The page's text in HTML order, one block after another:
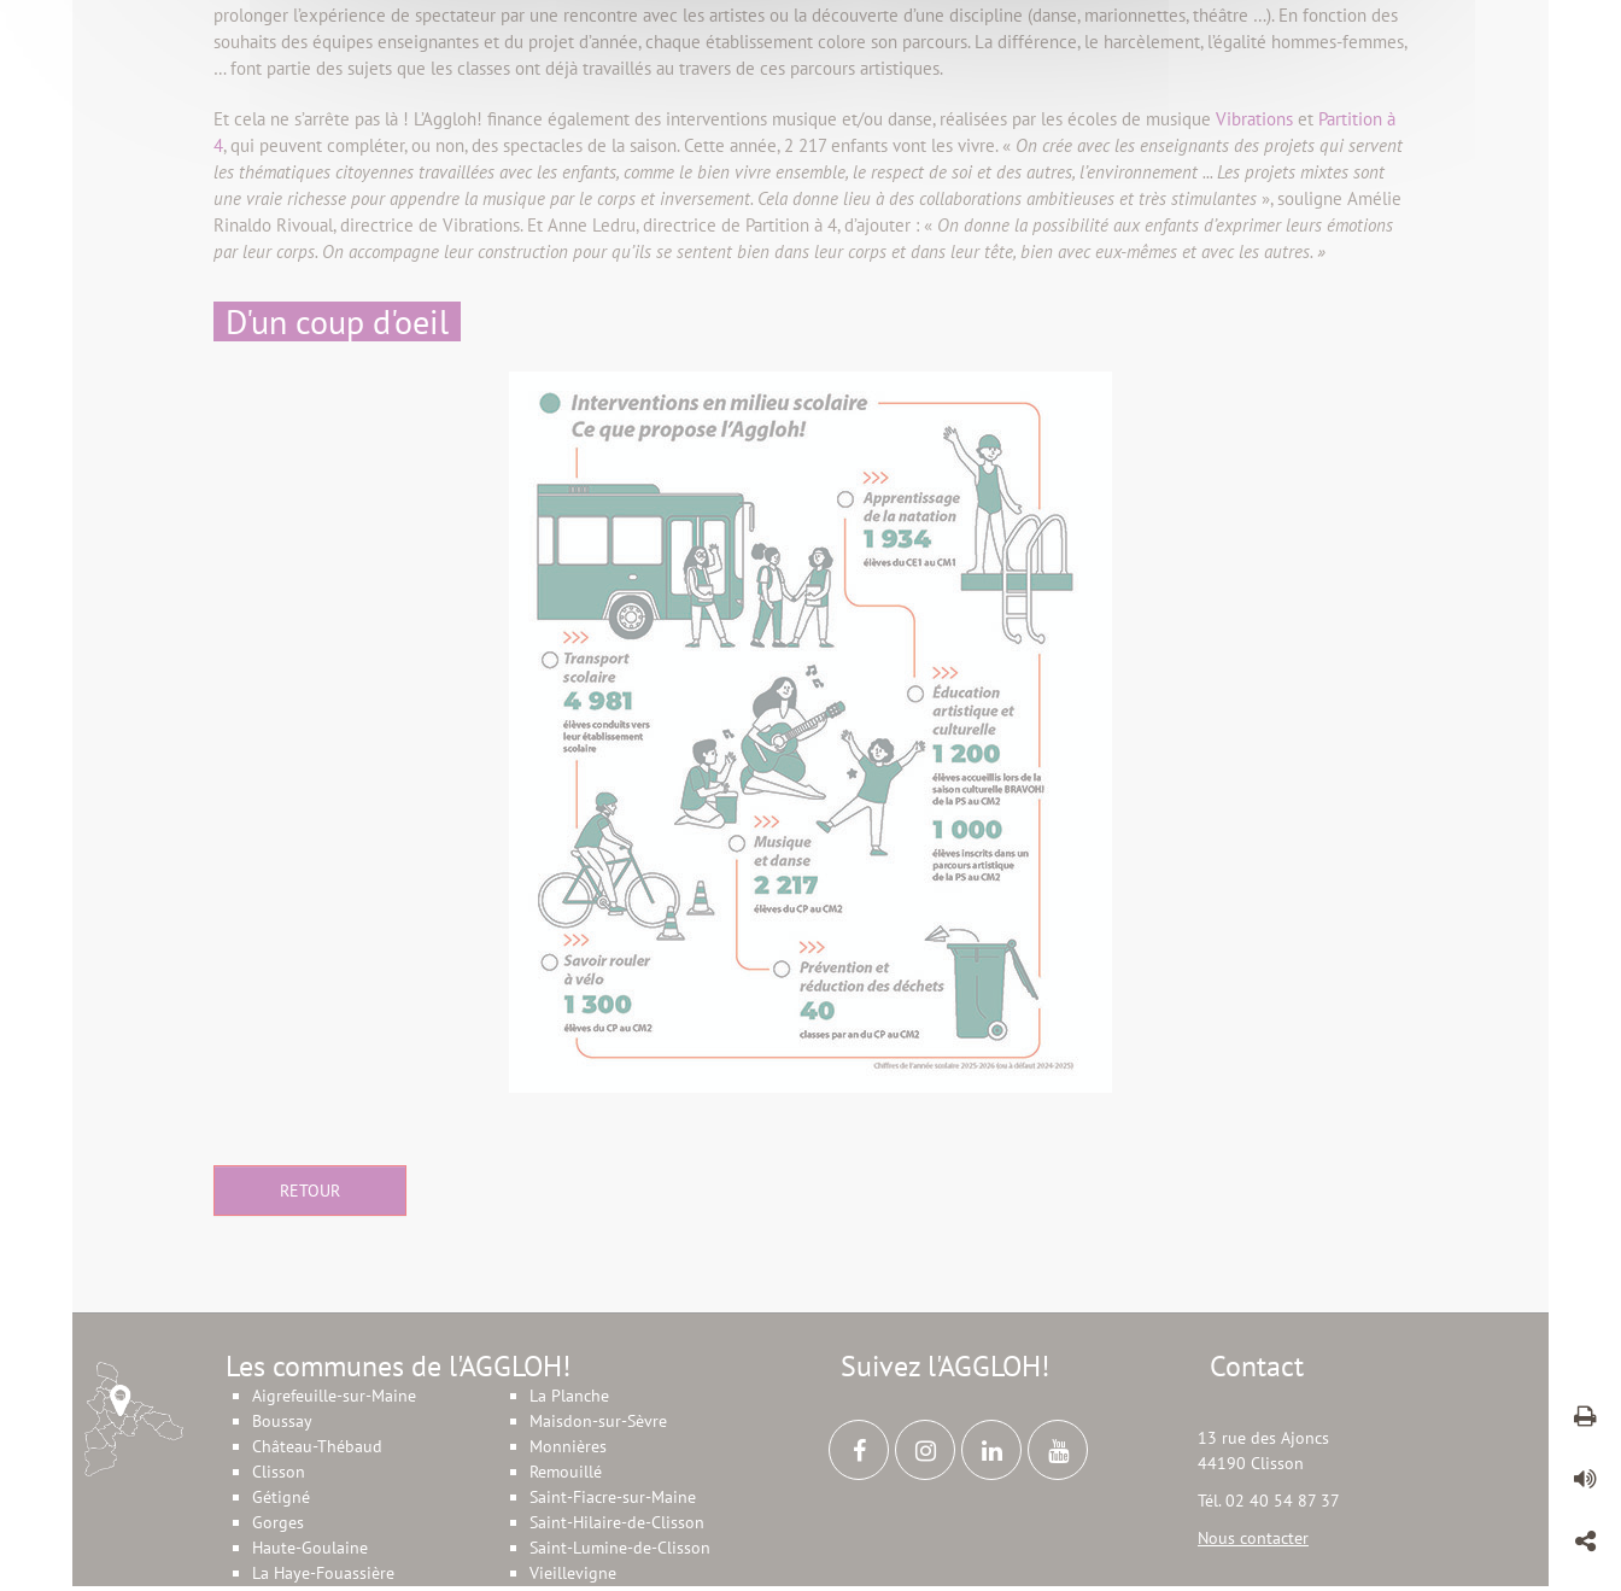
prolonger l’expérience de spectateur par une rencontre avec les artistes ou la découverte d’une discipline (danse, marionnettes, théâtre …). En fonction des
souhaits des équipes enseignantes et du projet d’année, chaque établissement colore son parcours. La différence, le harcèlement, l’égalité hommes-femmes,
… font partie des sujets que les classes ont déjà travaillés au travers de ces parcours artistiques.
Et cela ne s’arrête pas là ! L’Aggloh! finance également des interventions musique et/ou danse, réalisées par les écoles de musique Vibrations et Partition à
4, qui peuvent compléter, ou non, des spectacles de la saison. Cette année, 2 217 enfants vont les vivre. « On crée avec les enseignants des projets qui servent
les thématiques citoyennes travaillées avec les enfants, comme le bien vivre ensemble, le respect de soi et des autres, l’environnement ... Les projets mixtes sont
une vraie richesse pour appendre la musique par le corps et inversement. Cela donne lieu à des collaborations ambitieuses et très stimulantes », souligne Amélie
Rinaldo Rivoual, directrice de Vibrations. Et Anne Ledru, directrice de Partition à 4, d’ajouter : « On donne la possibilité aux enfants d’exprimer leurs émotions
par leur corps. On accompagne leur construction pour qu’ils se sentent bien dans leur corps et dans leur tête, bien avec eux-mêmes et avec les autres. »
D'un coup d'oeil
RETOUR
Les communes de l'AGGLOH!
Aigrefeuille-sur-Maine
Boussay
Château-Thébaud
Clisson
Gétigné
Gorges
Haute-Goulaine
La Haye-Fouassière
La Planche
Maisdon-sur-Sèvre
Monnières
Remouillé
Saint-Fiacre-sur-Maine
Saint-Hilaire-de-Clisson
Saint-Lumine-de-Clisson
Vieillevigne
Suivez l'AGGLOH! Contact
13 rue des Ajoncs
44190 Clisson
Tél. 02 40 54 87 37
Nous contacter